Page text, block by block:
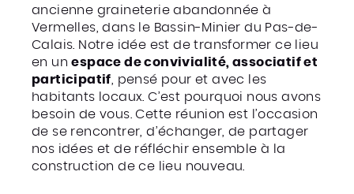
ancienne graineterie abandonnée à
Vermelles, dans le Bassin-Minier du Pas-de-
Calais. Notre idée est de transformer ce lieu
en unespace de convivialité, associatif et
participatif , pensé pour et avec les
habitants locaux. C’est pourquoi nous avons
besoin de vous. Cette réunion est l’occasion
de se rencontrer, d’échanger, de partager
nos idées et de réfléchir ensemble à la
construction de ce lieu nouveau.